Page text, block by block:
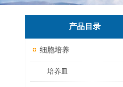
产品目录
细胞培养
培养皿